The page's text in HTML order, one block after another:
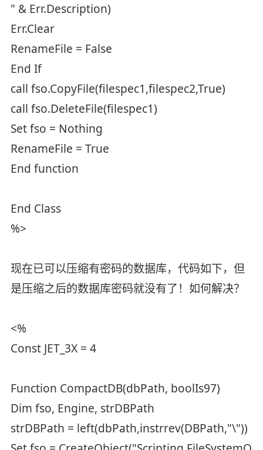
" & Err.Description)
Err.Clear
RenameFile = False
End If
call fso.CopyFile(filespec1,filespec2,True)
call fso.DeleteFile(filespec1)
Set fso = Nothing
RenameFile = True
End function
End Class
%>
现在已可以压缩有密码的数据库，代码如下，但
是压缩之后的数据库密码就没有了！如何解决？
<%
Const JET_3X = 4
Function CompactDB(dbPath, boolIs97)
Dim fso, Engine, strDBPath
strDBPath = left(dbPath,instrrev(DBPath,"\"))